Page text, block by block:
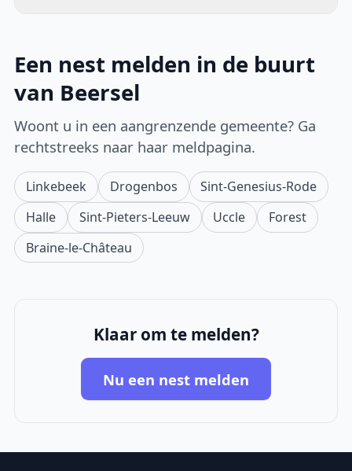
Een nest melden in de buurt
van Beersel
Woont u in een aangrenzende gemeente? Ga
rechtstreeks naar haar meldpagina.
Linkebeek Drogenbos
Sint-Genesius-Rode
Halle
Sint-Pieters-Leeuw Uccle
Forest
Braine-le-Château
Klaar om te melden?
Nu een nest melden